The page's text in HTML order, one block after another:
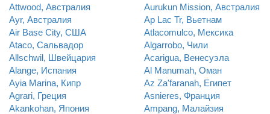
Attwood, Австралия
Aurukun Mission, Австралия
Ayr, Австралия
Ap Lac Tr, Вьетнам
Air Base City, США
Atlacomulco, Мексика
Ataco, Сальвадор
Algarrobo, Чили
Allschwil, Швейцария
Acarigua, Венесуэла
Alange, Испания
Al Manumah, Оман
Ayia Marina, Кипр
Az Za'faranah, Египет
Agrari, Греция
Asnieres, Франция
Akankohan, Япония
Ampang, Малайзия